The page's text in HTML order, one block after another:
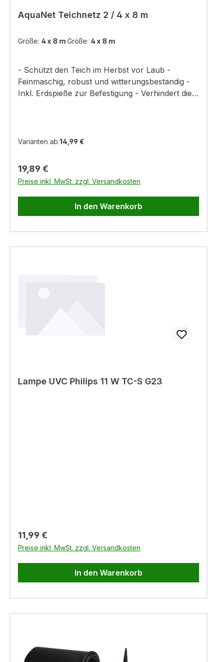
AquaNet Teichnetz 2 / 4 x 8 m
Größe: 4 x 8 m Größe: 4 x 8 m
- Schützt den Teich im Herbst vor Laub -
Feinmaschig, robust und witterungsbeständig -
Inkl. Erdspieße zur Befestigung - Verhindert die
Varianten ab 14,99 €
Regulärer Preis:
19,89 €
Preise inkl. MwSt. zzgl. Versandkosten
In den Warenkorb
Lampe UVC Philips 11 W TC-S G23
Regulärer Preis:
11,99 €
Preise inkl. MwSt. zzgl. Versandkosten
In den Warenkorb